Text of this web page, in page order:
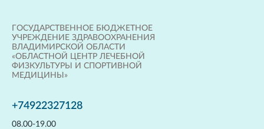
ГОСУДАРСТВЕННОЕ БЮДЖЕТНОЕ
УЧРЕЖДЕНИЕ ЗДРАВООХРАНЕНИЯ
ВЛАДИМИРСКОЙ ОБЛАСТИ
«ОБЛАСТНОЙ ЦЕНТР ЛЕЧЕБНОЙ
ФИЗКУЛЬТУРЫ И СПОРТИВНОЙ
МЕДИЦИНЫ»
+74922327128
08.00-19.00